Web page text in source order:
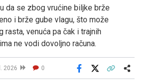
da se zbog vrućine biljke brže
i brže gube vlagu, što može
venuća pa čak i trajnih
ne vodi dovoljno računa.
2026 0
Facebook